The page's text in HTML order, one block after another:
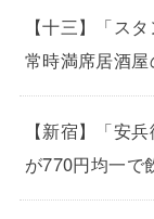
【十三】「ス
常時満席居酒
【新宿】「安
が770円均一で